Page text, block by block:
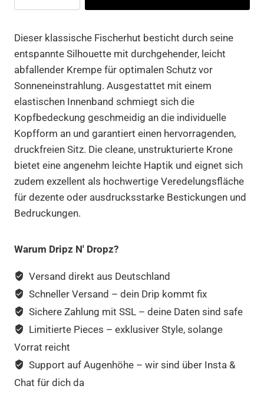
Twill
Hat
Menge
Dieser klassische Fischerhut besticht durch seine
entspannte Silhouette mit durchgehender, leicht
abfallender Krempe für optimalen Schutz vor
Sonneneinstrahlung. Ausgestattet mit einem
elastischen Innenband schmiegt sich die
Kopfbedeckung geschmeidig an die individuelle
Kopfform an und garantiert einen hervorragenden,
druckfreien Sitz. Die cleane, unstrukturierte Krone
bietet eine angenehm leichte Haptik und eignet sich
zudem exzellent als hochwertige Veredelungsfläche
für dezente oder ausdrucksstarke Bestickungen und
Bedruckungen.
Warum Dripz N' Dropz?
Versand direkt aus Deutschland
Schneller Versand – dein Drip kommt fix
Sichere Zahlung mit SSL – deine Daten sind safe
Limitierte Pieces – exklusiver Style, solange
Vorrat reicht
Support auf Augenhöhe – wir sind über Insta &
Chat für dich da